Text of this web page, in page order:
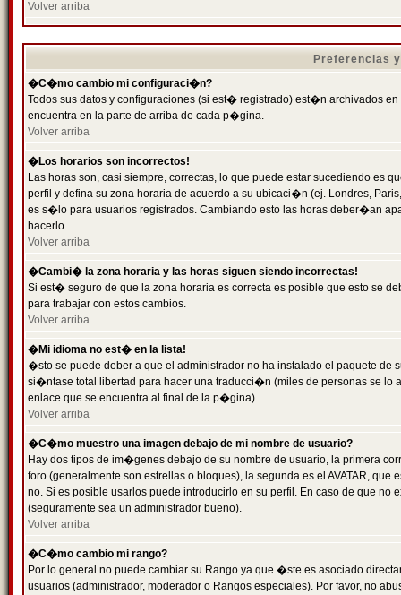
Volver arriba
Preferencias
�C�mo cambio mi configuraci�n?
Todos sus datos y configuraciones (si est� registrado) est�n archivados
encuentra en la parte de arriba de cada p�gina.
Volver arriba
�Los horarios son incorrectos!
Las horas son, casi siempre, correctas, lo que puede estar sucediendo es
perfil y defina su zona horaria de acuerdo a su ubicaci�n (ej. Londres,
es s�lo para usuarios registrados. Cambiando esto las horas deber�an
hacerlo.
Volver arriba
�Cambi� la zona horaria y las horas siguen siendo incorrectas!
Si est� seguro de que la zona horaria es correcta es posible que esto se
para trabajar con estos cambios.
Volver arriba
�Mi idioma no est� en la lista!
�sto se puede deber a que el administrador no ha instalado el paquete
si�ntase total libertad para hacer una traducci�n (miles de personas se
enlace que se encuentra al final de la p�gina)
Volver arriba
�C�mo muestro una imagen debajo de mi nombre de usuario?
Hay dos tipos de im�genes debajo de su nombre de usuario, la primera
foro (generalmente son estrellas o bloques), la segunda es el AVATAR,
no. Si es posible usarlos puede introducirlo en su perfil. En caso de que
(seguramente sea un administrador bueno).
Volver arriba
�C�mo cambio mi rango?
Por lo general no puede cambiar su Rango ya que �ste es asociado
usuarios (administrador, moderador o Rangos especiales). Por favor, no